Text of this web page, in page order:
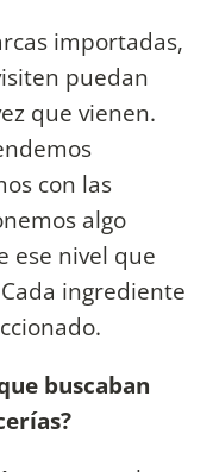
importadas,
puedan
que vienen.
con las
algo
ese nivel que
ingrediente
buscaban